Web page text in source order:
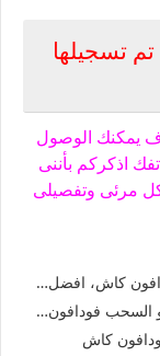
تسجيلها
يمكنك الوصول
اذكركم بأننى
مرئى وتفصيلى